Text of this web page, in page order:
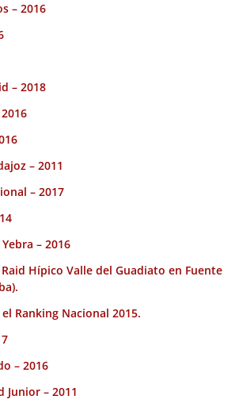
– 2016
– 2018
– 2011
– 2017
– 2016
Hípico Valle del Guadiato en Fuente
Ranking Nacional 2015.
– 2016
Junior – 2011